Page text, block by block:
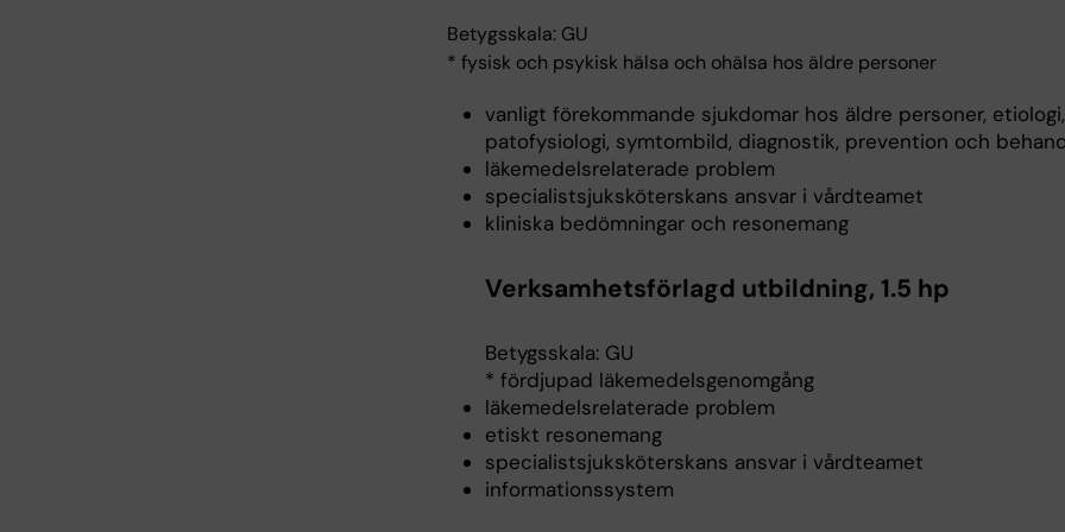
Betygsskala: GU
* fysisk och psykisk hälsa och ohälsa hos äldre personer
vanligt förekommande sjukdomar hos äldre personer, etiologi,
patofysiologi, symtombild, diagnostik, prevention och
läkemedelsrelaterade problem
specialistsjuksköterskans ansvar i vårdteamet
kliniska bedömningar och resonemang
Verksamhetsförlagd utbildning, 1.5 hp
Betygsskala: GU
* fördjupad läkemedelsgenomgång
läkemedelsrelaterade problem
etiskt resonemang
specialistsjuksköterskans ansvar i vårdteamet
informationssystem